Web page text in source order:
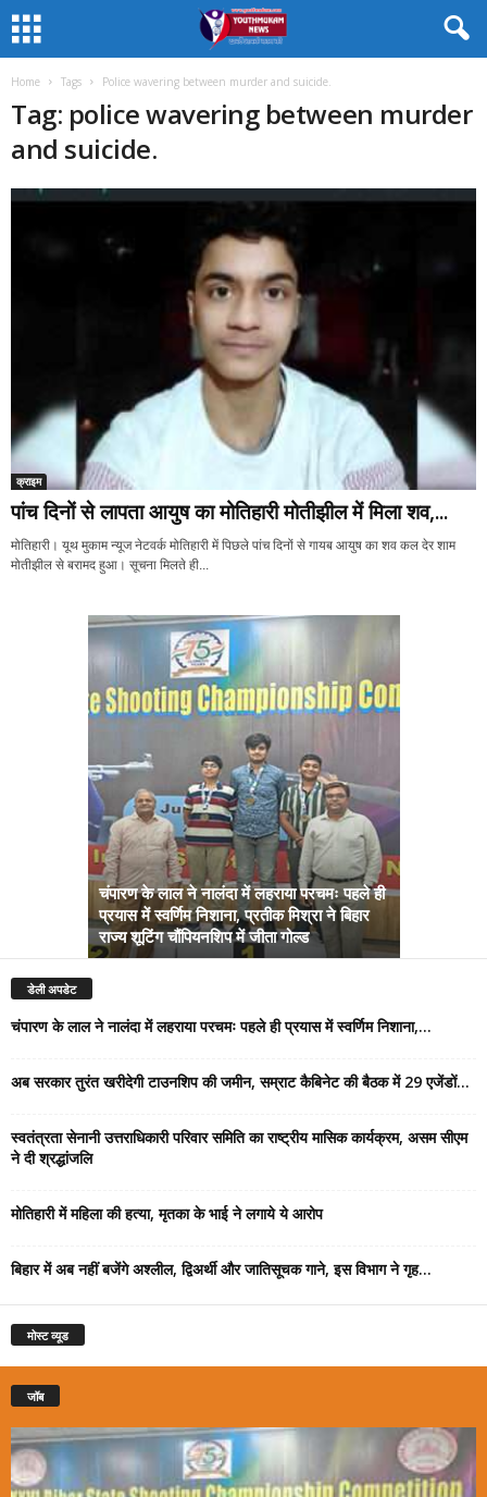
Home Tags Police wavering between murder and suicide.
Tag: police wavering between murder
and suicide.
क्राइम
पांच दिनों से लापता आयुष का मोतिहारी मोतीझील में मिला शव,...
मोतिहारी। यूथ मुकाम न्यूज नेटवर्क मोतिहारी में पिछले पांच दिनों से गायब आयुष का शव कल देर शाम
मोतीझील से बरामद हुआ। सूचना मिलते ही...
चंपारण के लाल ने नालंदा में लहराया परचमः पहले ही
प्रयास में स्वर्णिम निशाना, प्रतीक मिश्रा ने बिहार
राज्य शूटिंग चौंपियनशिप में जीता गोल्ड
डेली अपडेट
चंपारण के लाल ने नालंदा में लहराया परचमः पहले ही प्रयास में स्वर्णिम निशाना,...
अब सरकार तुरंत खरीदेगी टाउनशिप की जमीन, सम्राट कैबिनेट की बैठक में 29 एजेंडों...
स्वतंत्रता सेनानी उत्तराधिकारी परिवार समिति का राष्ट्रीय मासिक कार्यक्रम, असम सीएम
ने दी श्रद्धांजलि
मोतिहारी में महिला की हत्या, मृतका के भाई ने लगाये ये आरोप
बिहार में अब नहीं बजेंगे अश्लील, द्विअर्थी और जातिसूचक गाने, इस विभाग ने गृह...
मोस्ट व्यूड
जॉब